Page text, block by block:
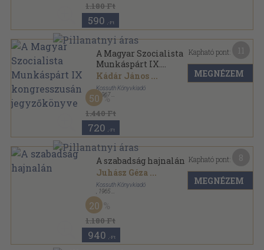
1.180 Ft
590 ,-Ft
A Magyar Szocialista
Munkáspárt IX.
kongresszusának
jegyzőkönyve
Kádár János ...
Kossuth Könyvkiadó
, 1967
Vászon
1.440 Ft
50
720 ,-Ft
Kapható pont:
MEGNÉZEM
A szabadság hajnalán
Juhász Géza ...
Kossuth Könyvkiadó
1965
Vászon
1.180 Ft
20
940 ,-Ft
Kapható pont:
MEGNÉZEM